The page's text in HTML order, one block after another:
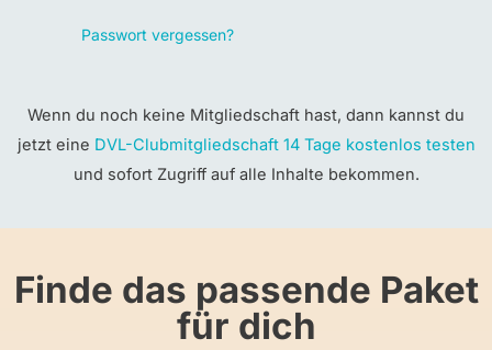
Passwort vergessen?
Wenn du noch keine Mitgliedschaft hast, dann kannst du
jetzt eine DVL-Clubmitgliedschaft 14 Tage kostenlos testen
und sofort Zugriff auf alle Inhalte bekommen.
Finde das passende Paket
für dich